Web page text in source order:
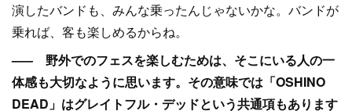
演したバンドも、みんな乗ったんじゃないかな。バンドが
乗れば、客も楽しめるからね。
––– 野外でのフェスを楽しむためは、そこにいる人の一
体感も大切なように思います。その意味では「OSHINO
DEAD」はグレイトフル・デッドという共通項もあります